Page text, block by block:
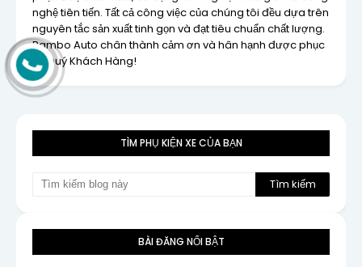
nghệ tiên tiến. Tất cả công việc của chúng tôi đều dựa trên
nguyên tắc sản xuất tinh gọn và đạt tiêu chuẩn chất lượng.
Rambo Auto chân thành cảm ơn và hân hạnh được phục
vụ Quý Khách Hàng!
TÌM PHỤ KIỆN XE CỦA BẠN
BÀI ĐĂNG NỔI BẬT